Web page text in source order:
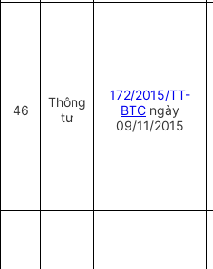
46
Thông
tư
172/2015/TT-
BTC ngày
09/11/2015